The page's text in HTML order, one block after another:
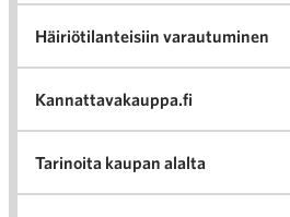
Häiriötilanteisiin varautuminen
Kannattavakauppa.fi
Tarinoita kaupan alalta